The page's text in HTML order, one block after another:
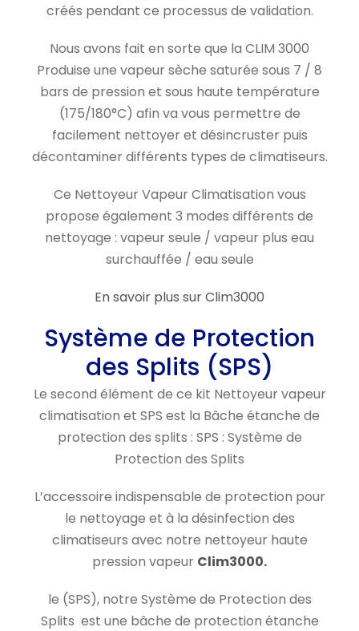
créés pendant ce processus de validation.
Nous avons fait en sorte que la CLIM 3000
Produise une vapeur sèche saturée sous 7 / 8
bars de pression et sous haute température
(175/180°C) afin va vous permettre de
facilement nettoyer et désincruster puis
décontaminer différents types de climatiseurs.
Ce Nettoyeur Vapeur Climatisation vous
propose également 3 modes différents de
nettoyage : vapeur seule / vapeur plus eau
surchauffée / eau seule
En savoir plus sur Clim3000
Système de Protection
des Splits (SPS)
Le second élément de ce kit Nettoyeur vapeur
climatisation et SPS est la Bâche étanche de
protection des splits : SPS : Système de
Protection des Splits
L’accessoire indispensable de protection pour
le nettoyage et à la désinfection des
climatiseurs avec notre nettoyeur haute
pression vapeur Clim3000.
le (SPS), notre Système de Protection des
Splits est une bâche de protection étanche